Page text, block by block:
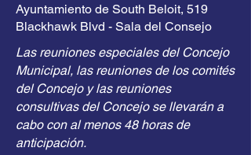
Ayuntamiento de South Beloit, 519
Blackhawk Blvd - Sala del Consejo
Las reuniones especiales del Concejo
Municipal, las reuniones de los comités
del Concejo y las reuniones
consultivas del Concejo se llevarán a
cabo con al menos 48 horas de
anticipación.